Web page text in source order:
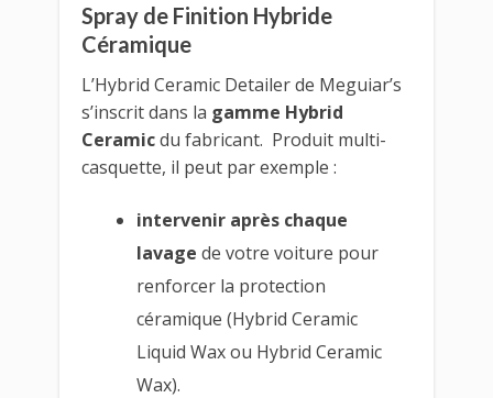
Spray de Finition Hybride
Céramique
L’Hybrid Ceramic Detailer de Meguiar’s
s’inscrit dans la gamme Hybrid
Ceramicdu fabricant. Produit multi-
casquette, il peut par exemple :
intervenir après chaque
lavage de votre voiture pour
renforcer la protection
céramique (Hybrid Ceramic
Liquid Wax ou Hybrid Ceramic
Wax).